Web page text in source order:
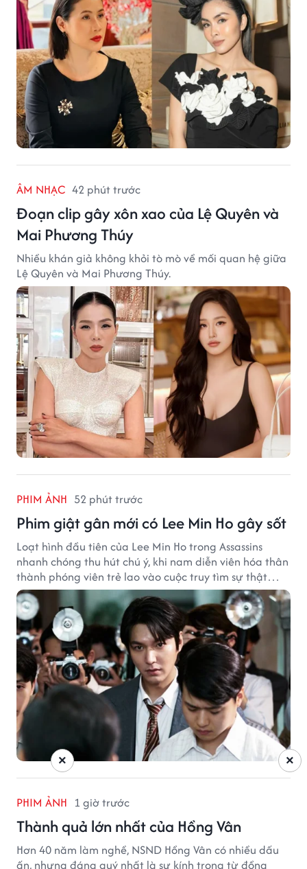
ÂM NHẠC 42 phút trước
Đoạn clip gây xôn xao của Lệ Quyên và
Mai Phương Thúy
Nhiều khán giả không khỏi tò mò về mối quan hệ giữa
Lệ Quyên và Mai Phương Thúy.
PHIM ẢNH 52 phút trước
Phim giật gân mới có Lee Min Ho gây sốt
Loạt hình đầu tiên của Lee Min Ho trong Assassins
nhanh chóng thu hút chú ý, khi nam diễn viên hóa thân
thành phóng viên trẻ lao vào cuộc truy tìm sự thật
phía sau một vụ ám sát gây chấn động Hàn Quốc.
PHIM ẢNH 1 giờ trước
Thành quả lớn nhất của Hồng Vân
Hơn 40 năm làm nghề, NSND Hồng Vân có nhiều dấu
ấn, nhưng đáng quý nhất là sự kính trọng từ đồng
×
×